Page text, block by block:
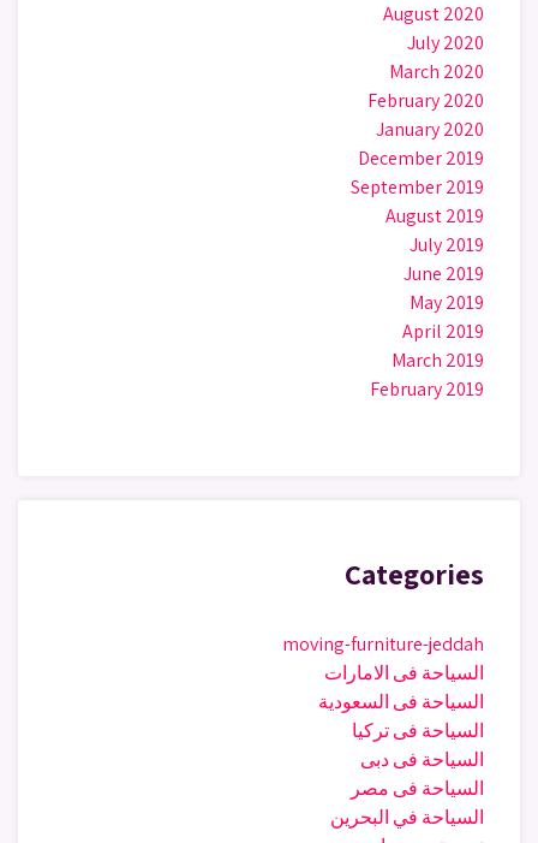
August 2020
July 2020
March 2020
February 2020
January 2020
December 2019
September 2019
August 2019
July 2019
June 2019
May 2019
April 2019
March 2019
February 2019
Categories
moving-furniture-jeddah
السياحة فى الامارات
السياحة فى السعودية
السياحة فى تركيا
السياحة فى دبى
السياحة فى مصر
السياحة في البحرين